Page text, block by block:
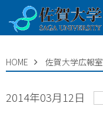
HOME 佐賀大学広報室
2014年03月12日